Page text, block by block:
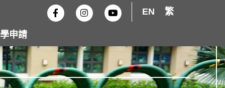
F
a
c
o
o
k
-
f
I
n
s
g
r
a
m
Y
o
u
b
EN 繁
申請